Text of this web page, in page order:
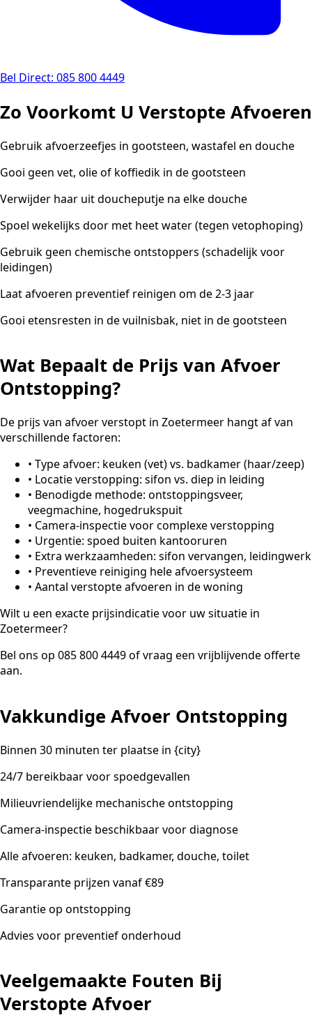
Bel Direct: 085 800 4449
Zo Voorkomt U Verstopte Afvoeren
Gebruik afvoerzeefjes in gootsteen, wastafel en douche
Gooi geen vet, olie of koffiedik in de gootsteen
Verwijder haar uit doucheputje na elke douche
Spoel wekelijks door met heet water (tegen vetophoping)
Gebruik geen chemische ontstoppers (schadelijk voor
leidingen)
Laat afvoeren preventief reinigen om de 2-3 jaar
Gooi etensresten in de vuilnisbak, niet in de gootsteen
Wat Bepaalt de Prijs van Afvoer
Ontstopping?
De prijs van afvoer verstopt in Zoetermeer hangt af van
verschillende factoren:
• Type afvoer: keuken (vet) vs. badkamer (haar/zeep)
• Locatie verstopping: sifon vs. diep in leiding
• Benodigde methode: ontstoppingsveer,
veegmachine, hogedrukspuit
• Camera-inspectie voor complexe verstopping
• Urgentie: spoed buiten kantooruren
• Extra werkzaamheden: sifon vervangen, leidingwerk
• Preventieve reiniging hele afvoersysteem
• Aantal verstopte afvoeren in de woning
Wilt u een exacte prijsindicatie voor uw situatie in
Zoetermeer?
Bel ons op 085 800 4449 of vraag een vrijblijvende offerte
aan.
Vakkundige Afvoer Ontstopping
Binnen 30 minuten ter plaatse in {city}
24/7 bereikbaar voor spoedgevallen
Milieuvriendelijke mechanische ontstopping
Camera-inspectie beschikbaar voor diagnose
Alle afvoeren: keuken, badkamer, douche, toilet
Transparante prijzen vanaf €89
Garantie op ontstopping
Advies voor preventief onderhoud
Veelgemaakte Fouten Bij
Verstopte Afvoer